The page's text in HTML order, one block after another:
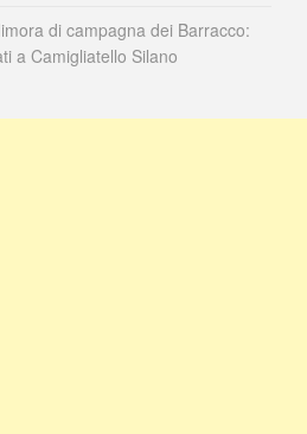
di campagna dei Barracco:
a Camigliatello Silano